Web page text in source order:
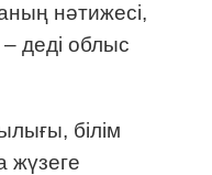
нәтижесі,
деді облыс
білім
жүзеге